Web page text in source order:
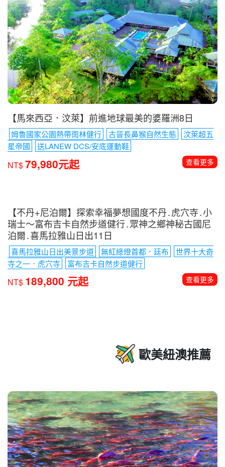
【馬來西亞．汶萊】前進地球最美的婆羅洲8日
姆魯國家公園熱帶雨林健行 古晉長鼻猴自然生態
汶萊超五
星帝國
送LANEW DCS/安底運動鞋
NT$79,980元起 查看更多
【不丹+尼泊爾】探索幸福夢想國度不丹․虎穴寺․小
瑞士〜富布吉卡自然步道健行․眾神之鄉神秘古國尼
泊爾․喜馬拉雅山日出11日
喜馬拉雅山日出美景步道 無紅綠燈首都．廷布
世界十大奇
寺之一．虎穴寺
富布吉卡自然步道健行
NT$ 189,800 元起 查看更多
歐美紐澳推薦